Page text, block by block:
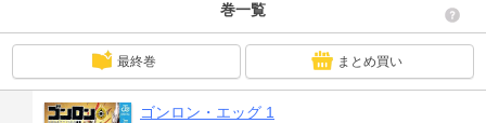
巻一覧
最終巻 まとめ買い
ゴンロン・エッグ 1